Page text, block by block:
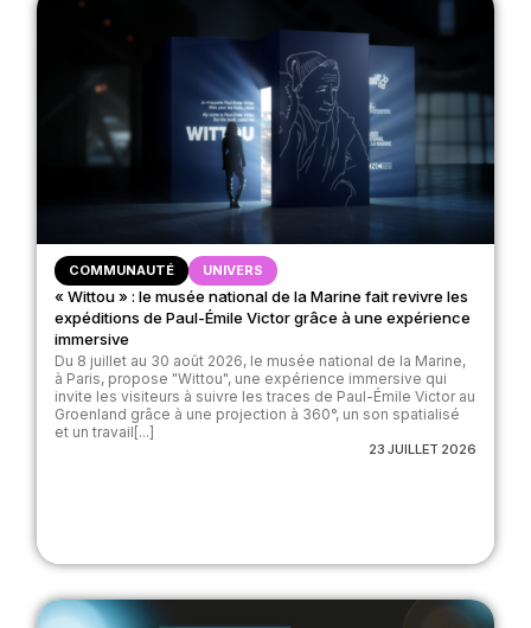
COMMUNAUTÉ UNIVERS
« Wittou » : le musée national de la Marine fait revivre les
expéditions de Paul-Émile Victor grâce à une expérience
immersive
Du 8 juillet au 30 août 2026, le musée national de la Marine,
à Paris, propose "Wittou", une expérience immersive qui
invite les visiteurs à suivre les traces de Paul-Émile Victor au
Groenland grâce à une projection à 360°, un son spatialisé
et un travail[...]
23 JUILLET 2026